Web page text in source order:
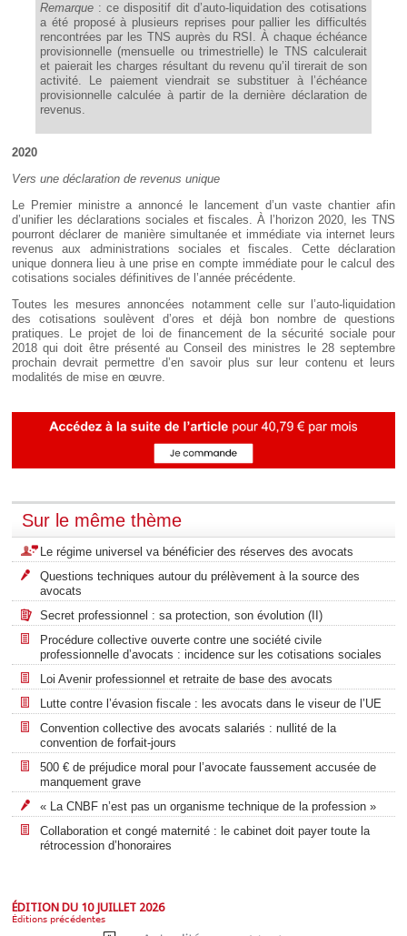
Remarque : ce dispositif dit d’auto-liquidation des cotisations
a été proposé à plusieurs reprises pour pallier les difficultés
rencontrées par les TNS auprès du RSI. À chaque échéance
provisionnelle (mensuelle ou trimestrielle) le TNS calculerait
et paierait les charges résultant du revenu qu’il tirerait de son
activité. Le paiement viendrait se substituer à l’échéance
provisionnelle calculée à partir de la dernière déclaration de
revenus.
2020
Vers une déclaration de revenus unique
Le Premier ministre a annoncé le lancement d’un vaste chantier afin
d’unifier les déclarations sociales et fiscales. À l’horizon 2020, les TNS
pourront déclarer de manière simultanée et immédiate via internet leurs
revenus aux administrations sociales et fiscales. Cette déclaration
unique donnera lieu à une prise en compte immédiate pour le calcul des
cotisations sociales définitives de l’année précédente.
Toutes les mesures annoncées notamment celle sur l’auto-liquidation
des cotisations soulèvent d’ores et déjà bon nombre de questions
pratiques. Le projet de loi de financement de la sécurité sociale pour
2018 qui doit être présenté au Conseil des ministres le 28 septembre
prochain devrait permettre d’en savoir plus sur leur contenu et leurs
modalités de mise en œuvre.
Sur le même thème
Le régime universel va bénéficier des réserves des avocats
Questions techniques autour du prélèvement à la source des
avocats
Secret professionnel : sa protection, son évolution (II)
Procédure collective ouverte contre une société civile
professionnelle d’avocats : incidence sur les cotisations sociales
Loi Avenir professionnel et retraite de base des avocats
Lutte contre l’évasion fiscale : les avocats dans le viseur de l’UE
Convention collective des avocats salariés : nullité de la
convention de forfait-jours
500 € de préjudice moral pour l’avocate faussement accusée de
manquement grave
« La CNBF n’est pas un organisme technique de la profession »
Collaboration et congé maternité : le cabinet doit payer toute la
rétrocession d’honoraires
ÉDITION DU 10 JUILLET 2026
Éditions précédentes